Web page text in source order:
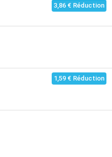
3,86 € Réduction
1,59 € Réduction